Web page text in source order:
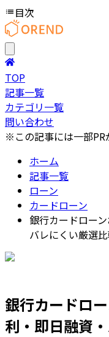
目次
TOP
記事一覧
カテゴリ一覧
問い合わせ
※この記事には一部PR
ホーム
記事一覧
ローン
カードローン
銀行カードロー
バレにくい厳選
銀行カードロ
利・即日融資